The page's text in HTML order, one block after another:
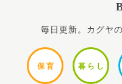
毎日更新。カグヤ
保 育 暮ら し